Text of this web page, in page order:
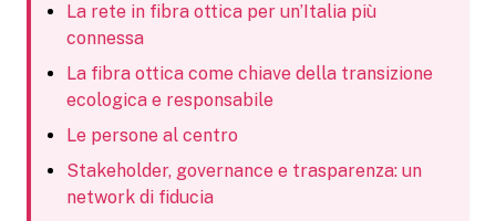
La rete in fibra ottica per un’Italia più
connessa
La fibra ottica come chiave della transizione
ecologica e responsabile
Le persone al centro
Stakeholder, governance e trasparenza: un
network di fiducia